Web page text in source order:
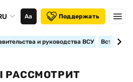
Аа Поддержать
и руководства ВСУ
РАССМОТРИТ